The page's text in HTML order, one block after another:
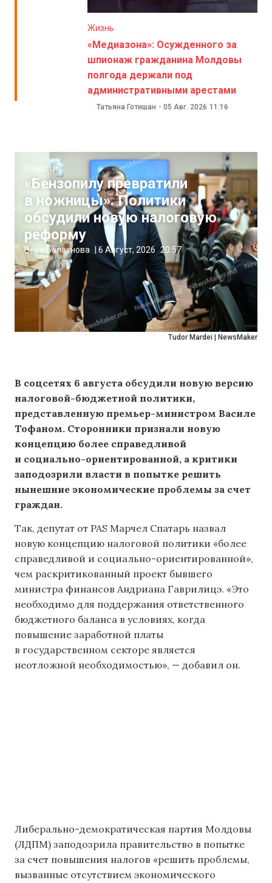
Жизнь
«Медиазона»: Осужденного за
шпионаж гражданина Молдовы
полгода держали под
административными арестами
Татьяна Готишан - 05 Авг. 2026 11:16
Tudor Mardei | NewsMaker
Новости
«Бензопилу превратили
в ножницы». Политики
обсудили новую налоговую
реформу
Вера Балахнова | 6 Август, 2026 20:57
В соцсетях 6 августа обсудили новую версию
налоговой-бюджетной политики,
представленную премьер-министром Василе
Тофаном. Сторонники признали новую
концепцию более справедливой
и социально-ориентированной, а критики
заподозрили власти в попытке решить
нынешние экономические проблемы за счет
граждан.
Так, депутат от PAS Марчел Спатарь назвал
новую концепцию налоговой политики «более
справедливой и социально-ориентированной»,
чем раскритикованный проект бывшего
министра финансов Андриана Гаврилицэ. «Это
необходимо для поддержания ответственного
бюджетного баланса в условиях, когда
повышение заработной платы
в государственном секторе является
неотложной необходимостью», — добавил он.
Либерально-демократическая партия Молдовы
(ЛДПМ) заподозрила правительство в попытке
за счет повышения налогов «решить проблемы,
вызванные отсутствием экономического